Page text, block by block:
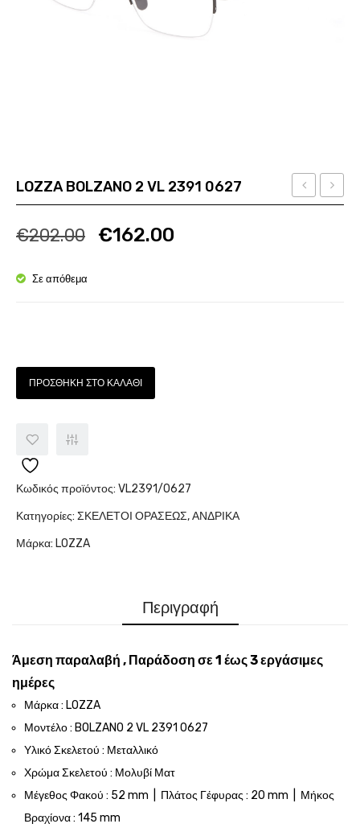
BOLZANO
VBM
LOZZA BOLZANO 2 VL 2391 0627
€202.00 Ποσότητα
€162.00
Σε απόθεμα
ΠΡΟΣΘΉΚΗ ΣΤΟ ΚΑΛΆΘΙ
Κωδικός προϊόντος: VL2391/0627
Κατηγορίες: ΣΚΕΛΕΤΟΙ ΟΡΑΣΕΩΣ,ΑΝΔΡΙΚΑ
Μάρκα: LOZZA
Περιγραφή
Άμεση παραλαβή , Παράδοση σε 1 έως 3 εργάσιμες
ημέρες
Μάρκα : LOZZA
Μοντέλο : BOLZANO 2 VL 2391 0627
Υλικό Σκελετού : Μεταλλικό
Χρώμα Σκελετού : Μολυβί Ματ
Μέγεθος Φακού : 52 mm | Πλάτος Γέφυρας : 20 mm | Μήκος
Βραχίονα : 145 mm